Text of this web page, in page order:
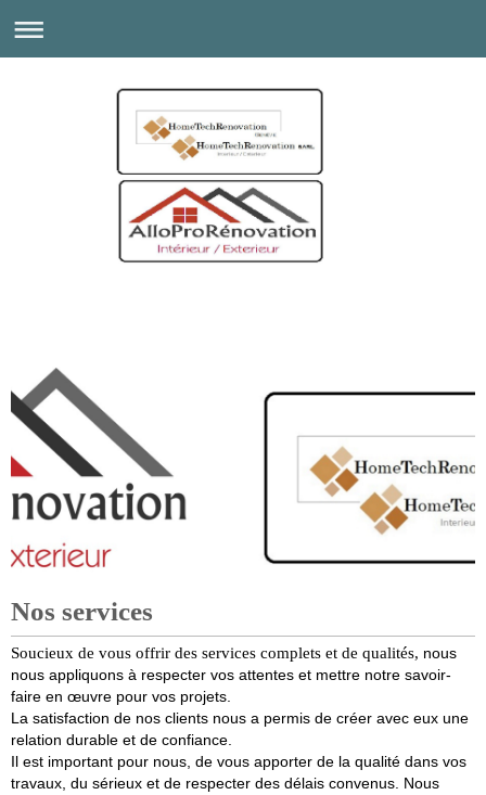
Nos services
Soucieux de vous offrir des services complets et de qualités, nous
nous appliquons à respecter vos attentes et mettre notre savoir-
faire en œuvre pour vos projets.
La satisfaction de nos clients nous a permis de créer avec eux une
relation durable et de confiance.
Il est important pour nous, de vous apporter de la qualité dans vos
travaux, du sérieux et de respecter des délais convenus. Nous